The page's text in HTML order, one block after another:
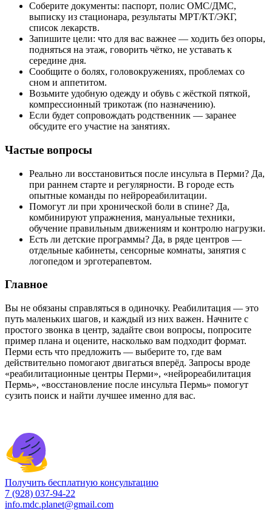
Соберите документы: паспорт, полис ОМС/ДМС,
выписку из стационара, результаты МРТ/КТ/ЭКГ,
список лекарств.
Запишите цели: что для вас важнее — ходить без опоры,
подняться на этаж, говорить чётко, не уставать к
середине дня.
Сообщите о болях, головокружениях, проблемах со
сном и аппетитом.
Возьмите удобную одежду и обувь с жёсткой пяткой,
компрессионный трикотаж (по назначению).
Если будет сопровождать родственник — заранее
обсудите его участие на занятиях.
Частые вопросы
Реально ли восстановиться после инсульта в Перми? Да,
при раннем старте и регулярности. В городе есть
опытные команды по нейрореабилитации.
Помогут ли при хронической боли в спине? Да,
комбинируют упражнения, мануальные техники,
обучение правильным движениям и контролю нагрузки.
Есть ли детские программы? Да, в ряде центров —
отдельные кабинеты, сенсорные комнаты, занятия с
логопедом и эрготерапевтом.
Главное
Вы не обязаны справляться в одиночку. Реабилитация — это
путь маленьких шагов, и каждый из них важен. Начните с
простого звонка в центр, задайте свои вопросы, попросите
пример плана и оцените, насколько вам подходит формат.
Перми есть что предложить — выберите то, где вам
действительно помогают двигаться вперёд. Запросы вроде
«реабилитационные центры Перми», «нейрореабилитация
Пермь», «восстановление после инсульта Пермь» помогут
сузить поиск и найти лучшее именно для вас.
Получить бесплатную консультацию
7 (928) 037-94-22
info.mdc.planet@gmail.com